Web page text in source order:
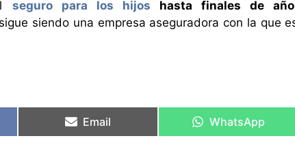
seguro para los hijos hasta finales de año
siendo una empresa aseguradora con la que
Email WhatsApp